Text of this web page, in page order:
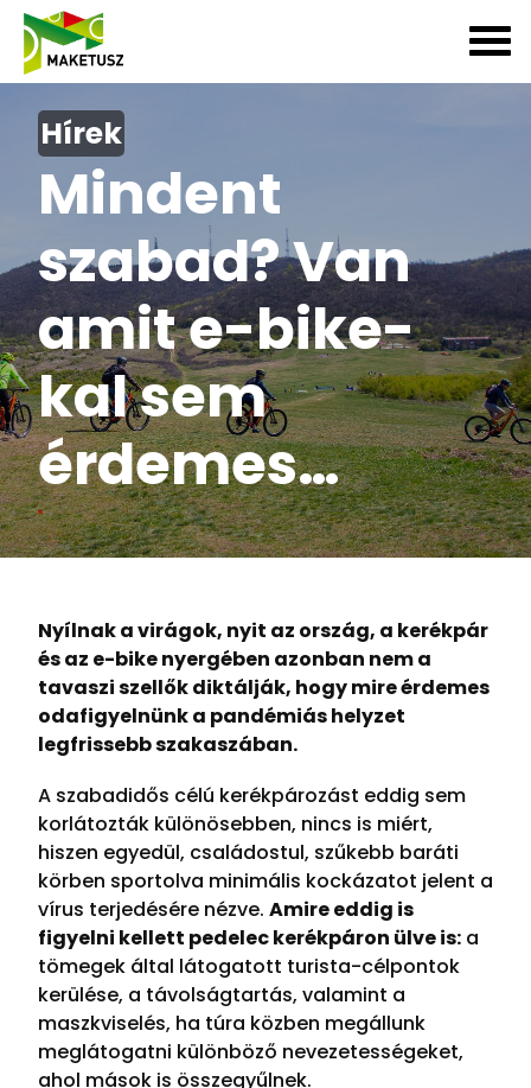
Hírek
Mindent
szabad? Van
amit e-bike-
kal sem
érdemes…
Nyílnak a virágok, nyit az ország, a kerékpár
és az e-bike nyergében azonban nem a
tavaszi szellők diktálják, hogy mire érdemes
odafigyelnünk a pandémiás helyzet
legfrissebb szakaszában.
A szabadidős célú kerékpározást eddig sem
korlátozták különösebben, nincs is miért,
hiszen egyedül, családostul, szűkebb baráti
körben sportolva minimális kockázatot jelent a
vírus terjedésére nézve. Amire eddig is
figyelni kellett pedelec kerékpáron ülve is: a
tömegek által látogatott turista-célpontok
kerülése, a távolságtartás, valamint a
maszkviselés, ha túra közben megállunk
meglátogatni különböző nevezetességeket,
ahol mások is összegyűlnek.